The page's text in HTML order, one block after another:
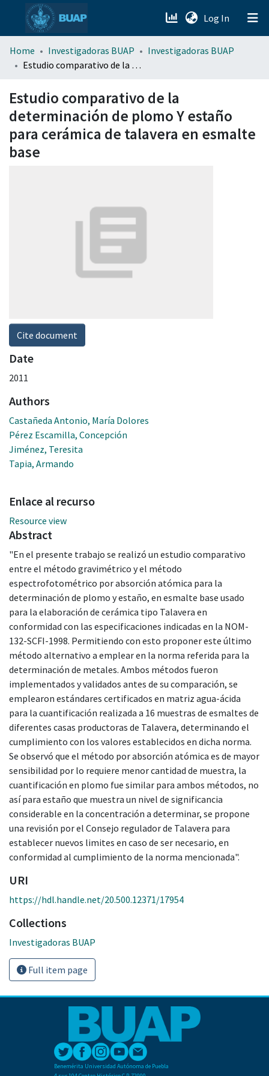
Log In (current)
menu.section.about_menu
Home Investigadoras BUAP
Investigadoras BUAP
Estudio comparativo de la determinación de plomo Y estaño para cerámica de talavera en esmalte base
Estudio comparativo de la
determinación de plomo Y estaño
para cerámica de talavera en esmalte
base
Cite document
Date
2011
Authors
Castañeda Antonio, María Dolores
Pérez Escamilla, Concepción
Jiménez, Teresita
Tapia, Armando
Enlace al recurso
Resource view
Abstract
"En el presente trabajo se realizó un estudio comparativo
entre el método gravimétrico y el método
espectrofotométrico por absorción atómica para la
determinación de plomo y estaño, en esmalte base usado
para la elaboración de cerámica tipo Talavera en
conformidad con las especificaciones indicadas en la NOM-
132-SCFI-1998. Permitiendo con esto proponer este último
método alternativo a emplear en la norma referida para la
determinación de metales. Ambos métodos fueron
implementados y validados antes de su comparación, se
emplearon estándares certificados en matriz agua-ácida
para la cuantificación realizada a 16 muestras de esmaltes de
diferentes casas productoras de Talavera, determinando el
cumplimiento con los valores establecidos en dicha norma.
Se observó que el método por absorción atómica es de mayor
sensibilidad por lo requiere menor cantidad de muestra, la
cuantificación en plomo fue similar para ambos métodos, no
así para estaño que muestra un nivel de significancia
considerable en la concentración a determinar, se propone
una revisión por el Consejo regulador de Talavera para
establecer nuevos limites en caso de ser necesario, en
conformidad al cumplimiento de la norma mencionada".
URI
https://hdl.handle.net/20.500.12371/17954
Collections
Investigadoras BUAP
Full item page
Benemérita Universidad Autónoma de Puebla